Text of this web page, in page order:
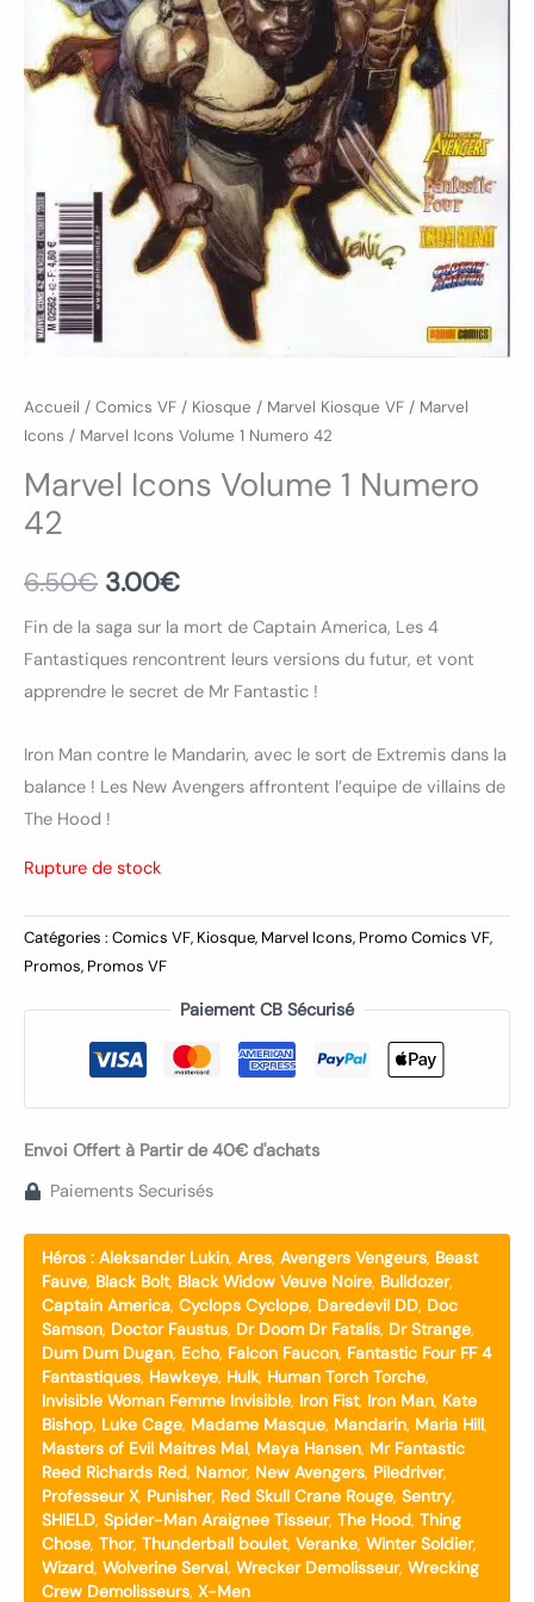
Accueil / Comics VF / Kiosque / Marvel Kiosque VF / Marvel
Icons / Marvel Icons Volume 1 Numero 42
Marvel Icons Volume 1 Numero
42
6.50€ 3.00€
Fin de la saga sur la mort de Captain America, Les 4
Fantastiques rencontrent leurs versions du futur, et vont
apprendre le secret de Mr Fantastic !
Iron Man contre le Mandarin, avec le sort de Extremis dans la
balance ! Les New Avengers affrontent l’equipe de villains de
The Hood !
Rupture de stock
Catégories : Comics VF, Kiosque, Marvel Icons, Promo Comics VF,
Promos, Promos VF
Paiement CB Sécurisé
Envoi Offert à Partir de 40€ d'achats
Paiements Securisés
Héros : Aleksander Lukin, Ares, Avengers Vengeurs, Beast
Fauve, Black Bolt, Black Widow Veuve Noire, Bulldozer,
Captain America, Cyclops Cyclope, Daredevil DD, Doc
Samson, Doctor Faustus, Dr Doom Dr Fatalis, Dr Strange,
Dum Dum Dugan, Echo, Falcon Faucon, Fantastic Four FF 4
Fantastiques, Hawkeye, Hulk, Human Torch Torche,
Invisible Woman Femme Invisible, Iron Fist, Iron Man, Kate
Bishop, Luke Cage, Madame Masque, Mandarin, Maria Hill,
Masters of Evil Maitres Mal, Maya Hansen, Mr Fantastic
Reed Richards Red, Namor, New Avengers, Piledriver,
Professeur X, Punisher, Red Skull Crane Rouge, Sentry,
SHIELD, Spider-Man Araignee Tisseur, The Hood, Thing
Chose, Thor, Thunderball boulet, Veranke, Winter Soldier,
Wizard, Wolverine Serval, Wrecker Demolisseur, Wrecking
Crew Demolisseurs, X-Men